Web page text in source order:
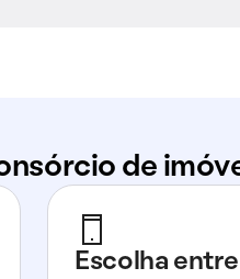
de
Escolha